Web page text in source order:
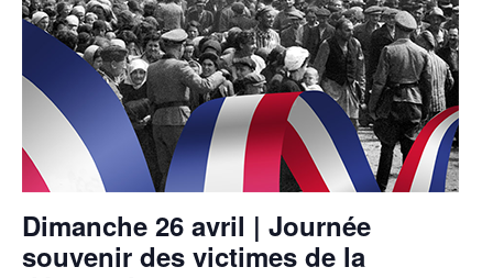
Dimanche 26 avril | Journée
souvenir des victimes de la